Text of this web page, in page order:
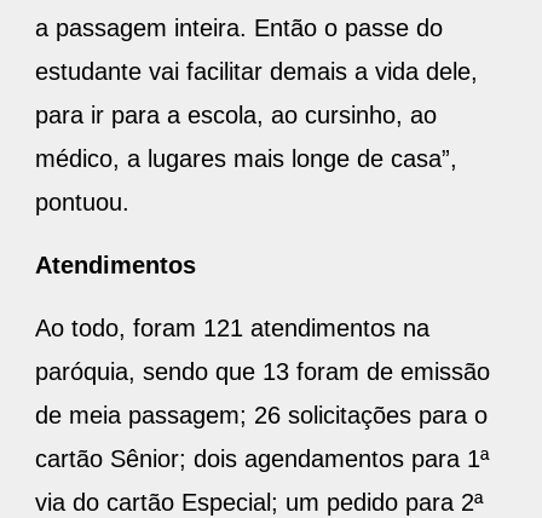
a passagem inteira. Então o passe do
estudante vai facilitar demais a vida dele,
para ir para a escola, ao cursinho, ao
médico, a lugares mais longe de casa”,
pontuou.
Atendimentos
Ao todo, foram 121 atendimentos na
paróquia, sendo que 13 foram de emissão
de meia passagem; 26 solicitações para o
cartão Sênior; dois agendamentos para 1ª
via do cartão Especial; um pedido para 2ª